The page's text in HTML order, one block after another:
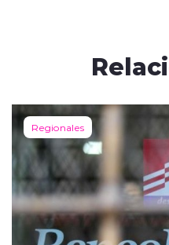
Regionales